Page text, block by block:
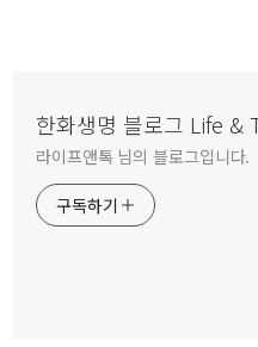
한화생명 블로그 Life &
라이프앤톡 님의 블로그입니다.
구독하기